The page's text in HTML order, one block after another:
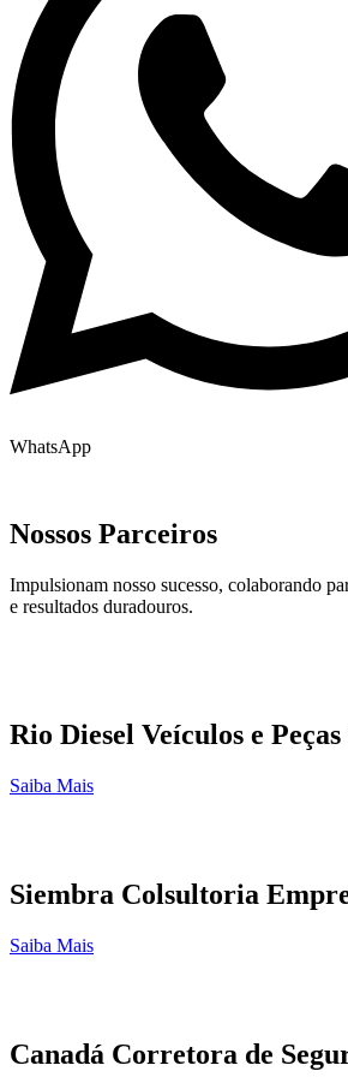
WhatsApp
Nossos Parceiros
Impulsionam nosso sucesso, colaborando
e resultados duradouros.
Rio Diesel Veículos e
Saiba Mais
Siembra Colsultoria
Saiba Mais
Canadá Corretora de